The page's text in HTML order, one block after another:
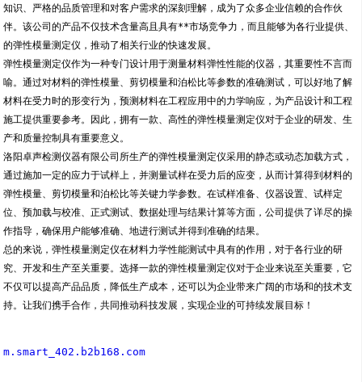
知识、严格的品质管理和对客户需求的深刻理解，成为了众多企业信赖的合作伙
伴。该公司的产品不仅技术含量高且具有**市场竞争力，而且能够为各行业提供、
的弹性模量测定仪，推动了相关行业的快速发展。
弹性模量测定仪作为一种专门设计用于测量材料弹性性能的仪器，其重要性不言而
喻。通过对材料的弹性模量、剪切模量和泊松比等参数的准确测试，可以好地了解
材料在受力时的形变行为，预测材料在工程应用中的力学响应，为产品设计和工程
施工提供重要参考。因此，拥有一款、高性的弹性模量测定仪对于企业的研发、生
产和质量控制具有重要意义。
洛阳卓声检测仪器有限公司所生产的弹性模量测定仪采用的静态或动态加载方式，
通过施加一定的应力于试样上，并测量试样在受力后的应变，从而计算得到材料的
弹性模量、剪切模量和泊松比等关键力学参数。在试样准备、仪器设置、试样定
位、预加载与校准、正式测试、数据处理与结果计算等方面，公司提供了详尽的操
作指导，确保用户能够准确、地进行测试并得到准确的结果。
总的来说，弹性模量测定仪在材料力学性能测试中具有的作用，对于各行业的研
究、开发和生产至关重要。选择一款的弹性模量测定仪对于企业来说至关重要，它
不仅可以提高产品品质，降低生产成本，还可以为企业带来广阔的市场和的技术支
持。让我们携手合作，共同推动科技发展，实现企业的可持续发展目标！
m.smart_402.b2b168.com